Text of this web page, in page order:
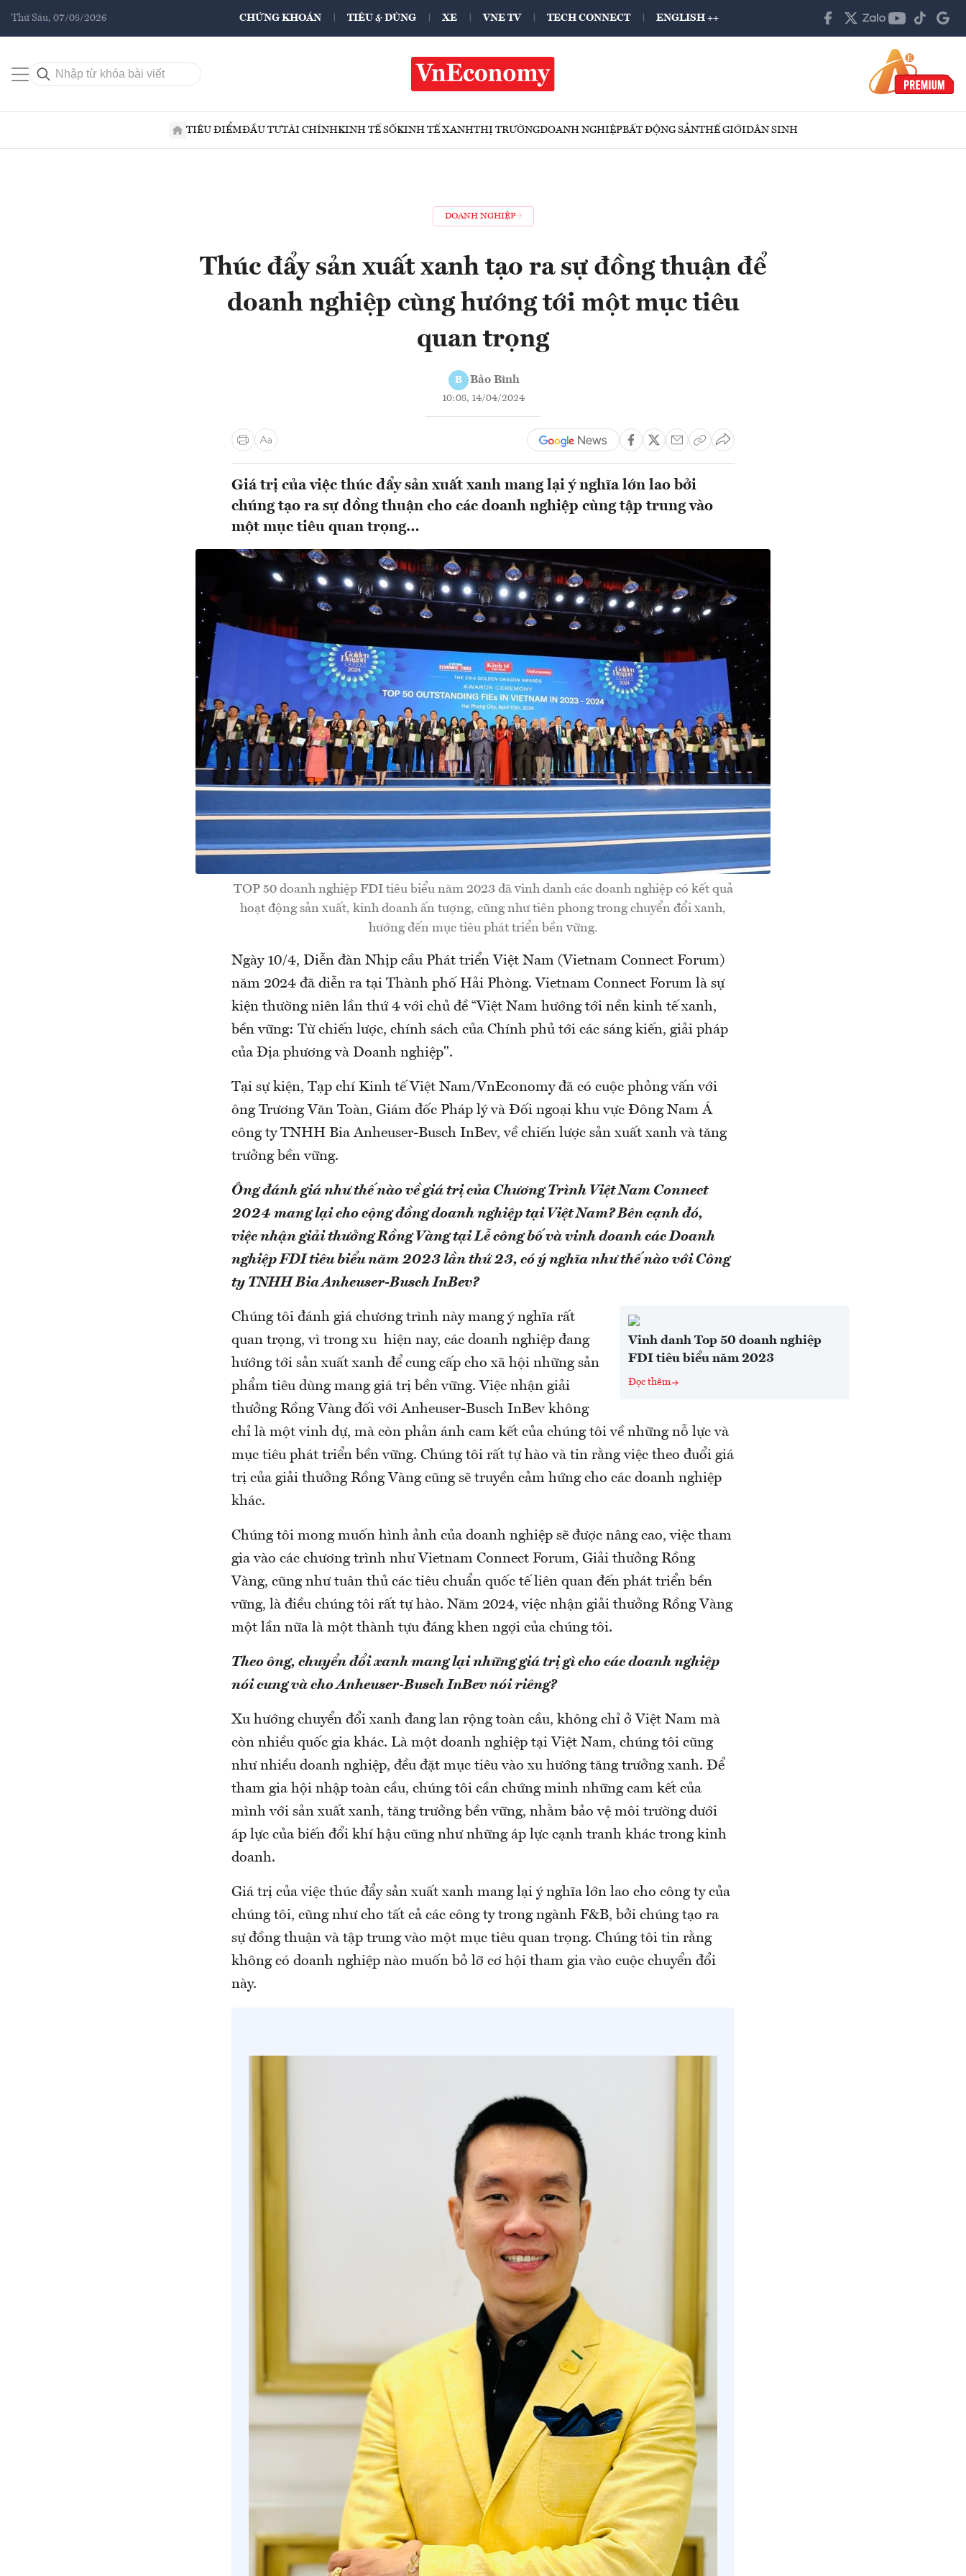
Thứ Sáu, 07/08/2026 CHỨNG KHOÁN TIÊU & DÙNG XE VNE TV TECH CONNECT ENGLISH ++
TIÊU ĐIỂMĐẦU TƯTÀI CHÍNHKINH TẾ SỐKINH TẾ XANHTHỊ TRƯỜNGDOANH NGHIỆPBẤT ĐỘNG SẢNTHẾ GIỚIDÂN SINH
DOANH NGHIỆP
Thúc đẩy sản xuất xanh tạo ra sự đồng thuận để
doanh nghiệp cùng hướng tới một mục tiêu
quan trọng
B Bảo Bình
10:08, 14/04/2024
Giá trị của việc thúc đẩy sản xuất xanh mang lại ý nghĩa lớn lao bởi
chúng tạo ra sự đồng thuận cho các doanh nghiệp cùng tập trung vào
một mục tiêu quan trọng…
TOP 50 doanh nghiệp FDI tiêu biểu năm 2023 đã vinh danh các doanh nghiệp có kết quả
hoạt động sản xuất, kinh doanh ấn tượng, cũng như tiên phong trong chuyển đổi xanh,
hướng đến mục tiêu phát triển bền vững.
Ngày 10/4, Diễn đàn Nhịp cầu Phát triển Việt Nam (Vietnam Connect Forum)
năm 2024 đã diễn ra tại Thành phố Hải Phòng. Vietnam Connect Forum là sự
kiện thường niên lần thứ 4 với chủ đề “Việt Nam hướng tới nền kinh tế xanh,
bền vững: Từ chiến lược, chính sách của Chính phủ tới các sáng kiến, giải pháp
của Địa phương và Doanh nghiệp".
Tại sự kiện, Tạp chí Kinh tế Việt Nam/VnEconomy đã có cuộc phỏng vấn với
ông Trương Văn Toàn, Giám đốc Pháp lý và Đối ngoại khu vực Đông Nam Á
công ty TNHH Bia Anheuser-Busch InBev, về chiến lược sản xuất xanh và tăng
trưởng bền vững.
Ông đánh giá như thế nào về giá trị của Chương Trình Việt Nam Connect
2024 mang lại cho cộng đồng doanh nghiệp tại Việt Nam? Bên cạnh đó,
việc nhận giải thưởng Rồng Vàng tại Lễ công bố và vinh doanh các Doanh
nghiệp FDI tiêu biểu năm 2023 lần thứ 23, có ý nghĩa như thế nào với Công
ty TNHH Bia Anheuser-Busch InBev?
Vinh danh Top 50 doanh nghiệp
FDI tiêu biểu năm 2023
Đọc thêm
Chúng tôi đánh giá chương trình này mang ý nghĩa rất
quan trọng, vì trong xu hiện nay, các doanh nghiệp đang
hướng tới sản xuất xanh để cung cấp cho xã hội những sản
phẩm tiêu dùng mang giá trị bền vững. Việc nhận giải
thưởng Rồng Vàng đối với Anheuser-Busch InBev không
chỉ là một vinh dự, mà còn phản ánh cam kết của chúng tôi về những nỗ lực và
mục tiêu phát triển bền vững. Chúng tôi rất tự hào và tin rằng việc theo đuổi giá
trị của giải thưởng Rồng Vàng cũng sẽ truyền cảm hứng cho các doanh nghiệp
khác.
Chúng tôi mong muốn hình ảnh của doanh nghiệp sẽ được nâng cao, việc tham
gia vào các chương trình như Vietnam Connect Forum, Giải thưởng Rồng
Vàng, cũng như tuân thủ các tiêu chuẩn quốc tế liên quan đến phát triển bền
vững, là điều chúng tôi rất tự hào. Năm 2024, việc nhận giải thưởng Rồng Vàng
một lần nữa là một thành tựu đáng khen ngợi của chúng tôi.
Theo ông, chuyển đổi xanh mang lại những giá trị gì cho các doanh nghiệp
nói cung và cho Anheuser-Busch InBev nói riêng?
Xu hướng chuyển đổi xanh đang lan rộng toàn cầu, không chỉ ở Việt Nam mà
còn nhiều quốc gia khác. Là một doanh nghiệp tại Việt Nam, chúng tôi cũng
như nhiều doanh nghiệp, đều đặt mục tiêu vào xu hướng tăng trưởng xanh. Để
tham gia hội nhập toàn cầu, chúng tôi cần chứng minh những cam kết của
mình với sản xuất xanh, tăng trưởng bền vững, nhằm bảo vệ môi trường dưới
áp lực của biến đổi khí hậu cũng như những áp lực cạnh tranh khác trong kinh
doanh.
Giá trị của việc thúc đẩy sản xuất xanh mang lại ý nghĩa lớn lao cho công ty của
chúng tôi, cũng như cho tất cả các công ty trong ngành F&B, bởi chúng tạo ra
sự đồng thuận và tập trung vào một mục tiêu quan trọng. Chúng tôi tin rằng
không có doanh nghiệp nào muốn bỏ lỡ cơ hội tham gia vào cuộc chuyển đổi
này.